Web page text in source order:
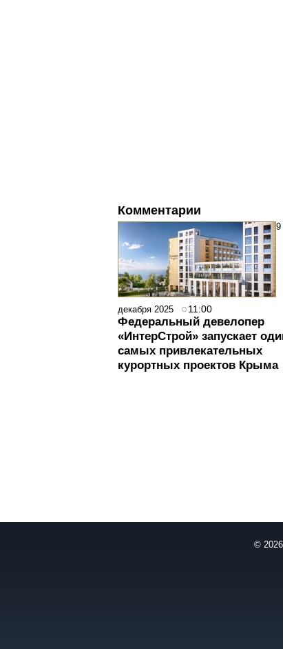
Комментарии
9
декабря 2025 11:00
Федеральный девелопер
«ИнтерСтрой» запускает один из
самых привлекательных
курортных проектов Крыма
© 2026